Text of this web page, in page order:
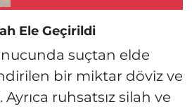
Kundakladı!
Ele Geçirildi
suçtan elde
bir miktar döviz ve
ruhsatsız silah ve